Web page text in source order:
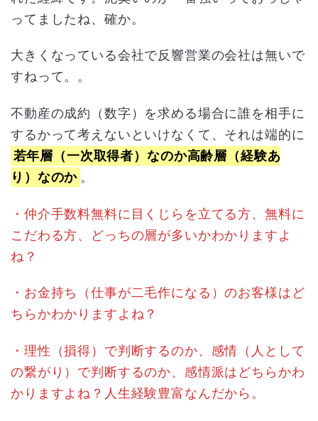
ってましたね、確か。
大きくなっている会社で反響営業の会社は無いで
すねって。。
不動産の成約（数字）を求める場合に誰を相手に
するかって考えないといけなくて、それは端的に
若年層（一次取得者）なのか高齢層（経験あ
り）なのか 。
・仲介手数料無料に目くじらを立てる方、無料に
こだわる方、どっちの層が多いかわかりますよ
ね？
・お金持ち（仕事が二毛作になる）のお客様はど
ちらかわかりますよね？
・理性（損得）で判断するのか、感情（人として
の繋がり）で判断するのか、感情派はどちらかわ
かりますよね？人生経験豊富なんだから。